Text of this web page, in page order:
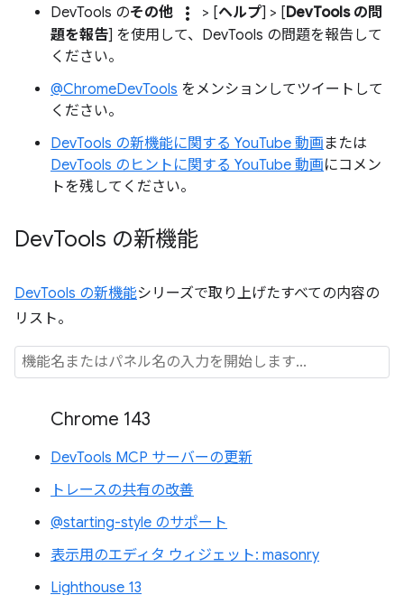
DevTools のその他 more_vert > [ヘルプ] > [DevTools の問
題を報告] を使用して、DevTools の問題を報告して
ください。
@ChromeDevTools をメンションしてツイートして
ください。
DevTools の新機能に関する YouTube 動画 または
DevTools のヒントに関する YouTube 動画にコメン
トを残してください。
DevTools の新機能
DevTools の新機能シリーズで取り上げたすべての内容の
リスト。
Chrome 143
DevTools MCP サーバーの更新
トレースの共有の改善
@starting-style のサポート
表示用のエディタ ウィジェット: masonry
Lighthouse 13